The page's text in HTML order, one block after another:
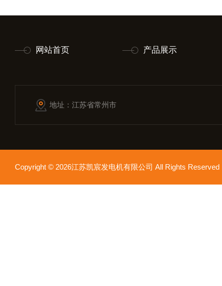
网站首页 产品展示
地址：江苏省常州市
Copyright © 2026江苏凯宸发电机有限公司 All Rights